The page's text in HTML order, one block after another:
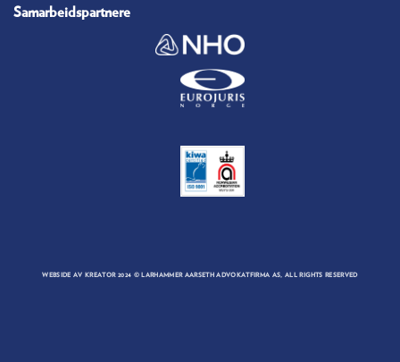
Samarbeidspartnere
WEBSIDE AV KREATOR2024 © LARHAMMER AARSETH ADVOKATFIRMA AS, ALL RIGHTS RESERVED